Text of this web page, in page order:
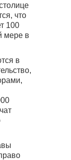
что
100
мере в
в